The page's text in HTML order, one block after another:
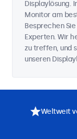
Displaylösung.
Monitor am
Besprechen
Experten. Wir
zu treffen, und
unseren
Weltweit